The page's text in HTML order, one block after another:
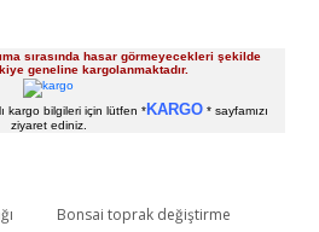
sırasında hasar görmeyecekleri şekilde
geneline kargolanmaktadır.
kargo bilgileri için lütfen *KARGO* sayfamızı
ziyaret ediniz.
Bonsai toprak değiştirme